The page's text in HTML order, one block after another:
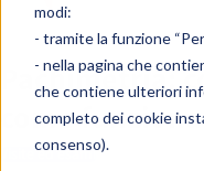
modi:
- tramite la funzione
- nella pagina che
che contiene ulteriori
completo dei cookie
consenso).
Pachimetria:
come
Visite ed esami